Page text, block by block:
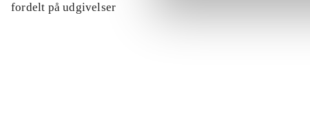
fordelt på udgivelser